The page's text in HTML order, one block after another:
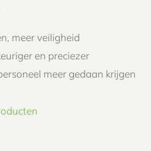
meer veiligheid
en preciezer
meer gedaan krijgen